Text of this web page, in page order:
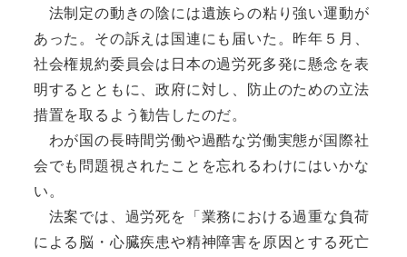
法制定の動きの陰には遺族らの粘り強い運動が
あった。その訴えは国連にも届いた。昨年５月、
社会権規約委員会は日本の過労死多発に懸念を表
明するとともに、政府に対し、防止のための立法
措置を取るよう勧告したのだ。
わが国の長時間労働や過酷な労働実態が国際社
会でも問題視されたことを忘れるわけにはいかな
い。
法案では、過労死を「業務における過重な負荷
による脳・心臓疾患や精神障害を原因とする死亡